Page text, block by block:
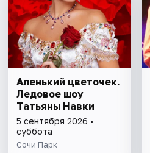
Аленький цветочек.
Ледовое шоу
Татьяны Навки
5 сентября 2026 •
суббота
Сочи Парк